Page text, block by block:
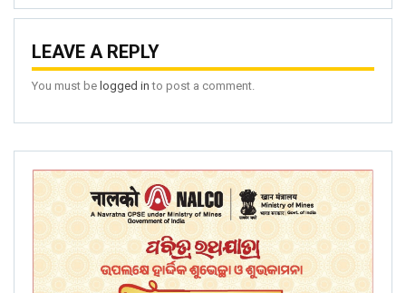
LEAVE A REPLY
You must be logged in to post a comment.